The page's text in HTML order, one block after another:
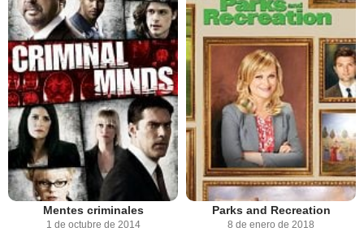
Mentes criminales
1 de octubre de 2014
Parks and Recreation
8 de enero de 2018